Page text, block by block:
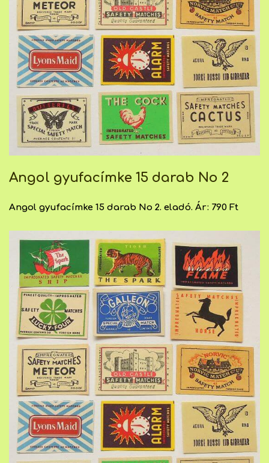
Angol gyufacímke 15 darab No 2
Angol gyufacímke 15 darab No 2. eladó. Ár: 790 Ft